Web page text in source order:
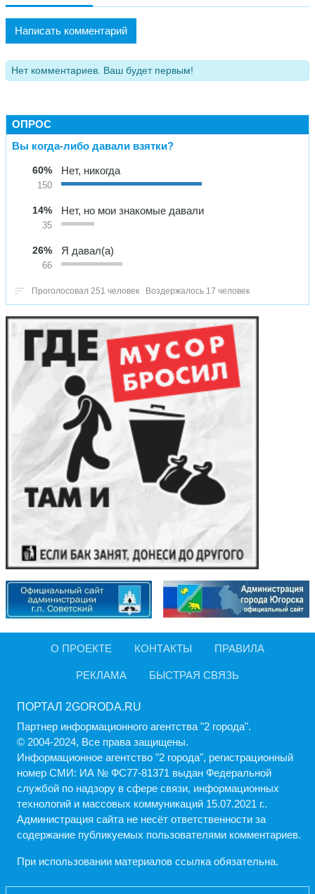
Написать комментарий
Нет комментариев. Ваш будет первым!
ОПРОС
Вы когда-либо давали взятки?
60%
150
Нет, никогда
14%
35
Нет, но мои знакомые давали
26%
66
Я давал(а)
Проголосовал 251 человек Воздержалось 17 человек
О ПРОЕКТЕ КОНТАКТЫ ПРАВИЛА
РЕКЛАМА БЫСТРАЯ СВЯЗЬ
ПОРТАЛ 2GORODA.RU
Партнер информационного агентства "2 города".
© 2004-2024, Все права защищены.
Информационное агентство "2 города", регистрационный
номер СМИ: ИА № ФС77-81371 выдан Федеральной
службой по надзору в сфере связи, информационных
технологий и массовых коммуникаций 15.07.2021 г..
Администрация cайта не несёт ответственности за
содержание публикуемых пользователями комментариев.
При использовании материалов ссылка обязательна.